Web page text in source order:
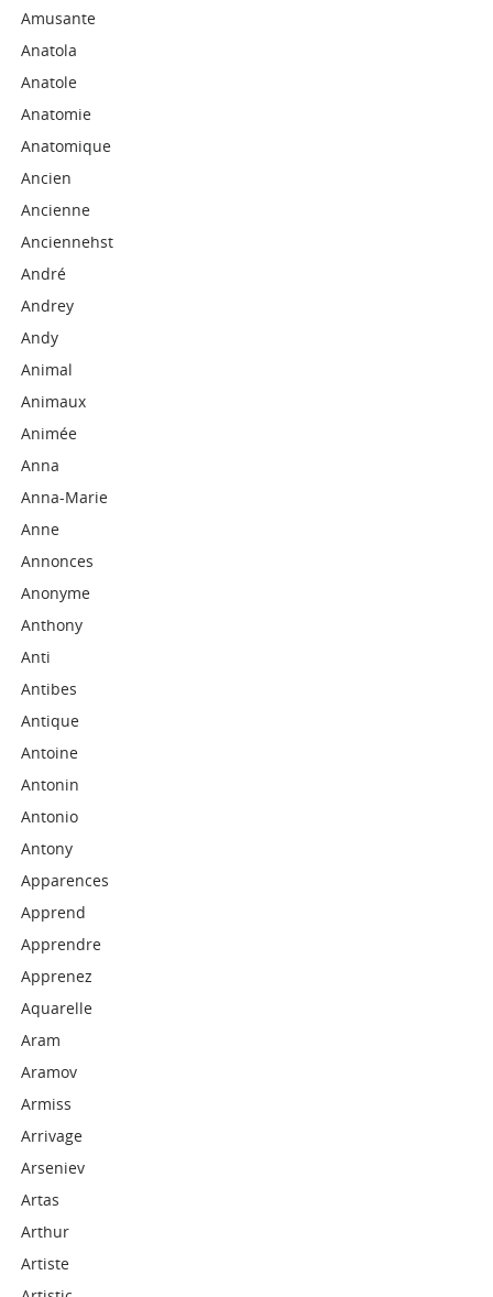
Amusante
Anatola
Anatole
Anatomie
Anatomique
Ancien
Ancienne
Anciennehst
André
Andrey
Andy
Animal
Animaux
Animée
Anna
Anna-Marie
Anne
Annonces
Anonyme
Anthony
Anti
Antibes
Antique
Antoine
Antonin
Antonio
Antony
Apparences
Apprend
Apprendre
Apprenez
Aquarelle
Aram
Aramov
Armiss
Arrivage
Arseniev
Artas
Arthur
Artiste